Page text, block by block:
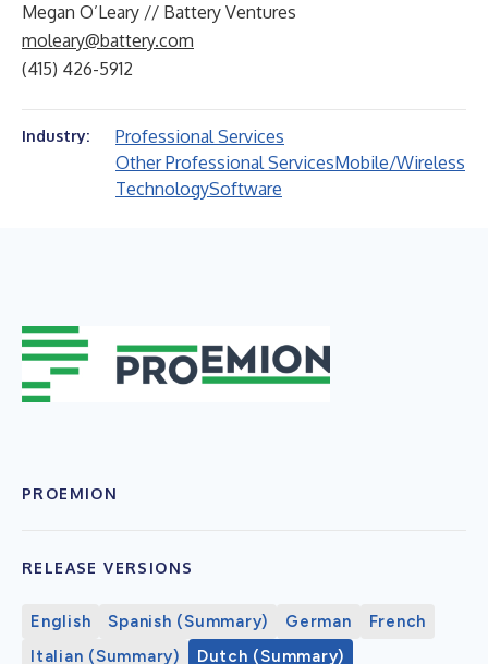
Megan O’Leary // Battery Ventures
moleary@battery.com
(415) 426-5912
Industry:
Professional Services
Other Professional ServicesMobile/Wireless
TechnologySoftware
PROEMION
RELEASE VERSIONS
English Spanish (Summary) German
French
Italian (Summary)
Dutch (Summary)